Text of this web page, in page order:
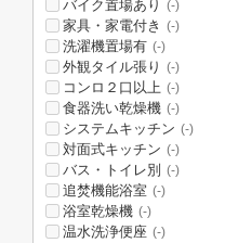
バイク置場あり (-)
家具・家電付き (-)
洗濯機置場有 (-)
外観タイル張り (-)
コンロ２口以上 (-)
食器洗い乾燥機 (-)
システムキッチン (-)
対面式キッチン (-)
バス・トイレ別 (-)
追焚機能浴室 (-)
浴室乾燥機 (-)
温水洗浄便座 (-)